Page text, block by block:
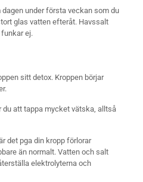
under första veckan som du
glas vatten efteråt. Havssalt
ej.
sitt detox. Kroppen börjar
du att tappa mycket vätska, alltså
det pga din kropp förlorar
än normalt. Vatten och salt
elektrolyterna och